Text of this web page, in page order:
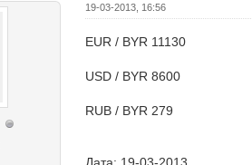
19-03-2013, 16:56
EUR / BYR 11130
USD / BYR 8600
RUB / BYR 279